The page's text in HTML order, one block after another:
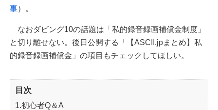
事）。
なおダビング10の話題は「私的録音録画補償金制度」
と切り離せない。後日公開する「【ASCII.jpまとめ】私
的録音録画補償金」の項目もチェックしてほしい。
目次
1.初心者Q＆A